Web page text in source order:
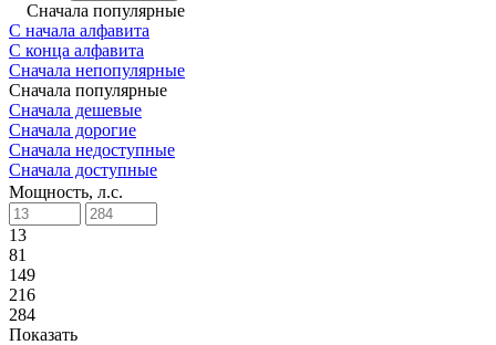
Сначала популярные
С начала алфавита
С конца алфавита
Сначала непопулярные
Сначала популярные
Сначала дешевые
Сначала дорогие
Сначала недоступные
Сначала доступные
Мощность, л.с.
13
81
149
216
284
Показать